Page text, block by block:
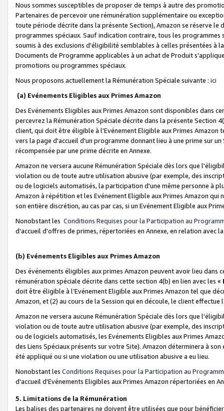
Nous sommes susceptibles de proposer de temps à autre des
Partenaires de percevoir une rémunération supplémentaire ou
toute période décrite dans la présente Section), Amazon se réserve
programmes spéciaux. Sauf indication contraire, tous les
soumis à des exclusions d'éligibilité semblables à celles présentées à
Documents de Programme applicables à un achat de Produit
promotions ou programmes spéciaux.
Nous proposons actuellement la Rémunération Spéciale suivante : ici
(a) Evénements Eligibles aux Primes Amazon
Des Evénements Eligibles aux Primes Amazon sont disponibles dans
percevrez la Rémunération Spéciale décrite dans la présente Section
client, qui doit être éligible à l'Evénement Eligible aux Primes Amazon
vers la page d'accueil d'un programme donnant lieu à une prime sur
récompensée par une prime décrite en Annexe.
Amazon ne versera aucune Rémunération Spéciale dès lors que
violation ou de toute autre utilisation abusive (par exemple, des
ou de logiciels automatisés, la participation d'une même personne à
Amazon à répétition et les Evénement Eligible aux Primes Amazon qui
son entière discrétion, au cas par cas, si un Evénement Eligible aux
Nonobstant les Conditions Requises pour la Participation au
d'accueil d'offres de primes, répertoriées en Annexe, en relation avec
(b) Evénements Eligibles aux Primes Amazon
Des événements éligibles aux primes Amazon peuvent avoir lieu dans
rémunération spéciale décrite dans cette section 4(b) en lien avec les «
doit être éligible à l’Evénement Eligible aux Primes Amazon tel que
Amazon, et (2) au cours de la Session qui en découle, le client
Amazon ne versera aucune Rémunération Spéciale dès lors que
violation ou de toute autre utilisation abusive (par exemple, des
ou de logiciels automatisés, les Evénements Eligibles aux Primes
des Liens Spéciaux présents sur votre Site). Amazon déterminera à
été appliqué ou si une violation ou une utilisation abusive a eu lieu.
Nonobstant les Conditions Requises pour la Participation au
d'accueil d'Evénements Eligibles aux Primes Amazon répertoriées en
5. Limitations de la Rémunération
Les balises des partenaires ne doivent être utilisées que pour